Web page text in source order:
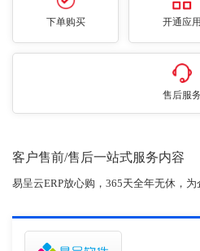
下单购买 开通应用
售后服务
客户售前/售后一站式服务内容
易呈云ERP放心购，365天全年无休，